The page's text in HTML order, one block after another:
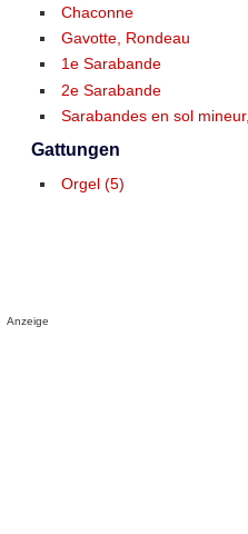
Chaconne
Gavotte, Rondeau
1e Sarabande
2e Sarabande
Sarabandes en sol
Gattungen
Orgel (5)
Anzeige